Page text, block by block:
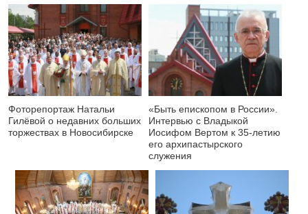
Фоторепортаж Натальи
Гилёвой о недавних больших
торжествах в Новосибирске
«Быть епископом в России».
Интервью с Владыкой
Иосифом Вертом к 35-летию
его архипастырского
служения